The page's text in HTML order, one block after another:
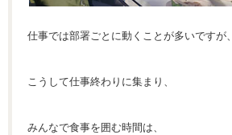
仕事では部署ごとに動くことが多いですが、
こうして仕事終わりに集まり、
みんなで食事を囲む時間は、